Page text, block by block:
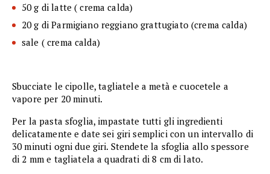
50 g di latte ( crema calda)
20 g di Parmigiano reggiano grattugiato (crema calda)
sale ( crema calda)
Sbucciate le cipolle, tagliatele a metà e cuocetele a
vapore per 20 minuti.
Per la pasta sfoglia, impastate tutti gli ingredienti
delicatamente e date sei giri semplici con un intervallo di
30 minuti ogni due giri. Stendete la sfoglia allo spessore
di 2 mm e tagliatela a quadrati di 8 cm di lato.